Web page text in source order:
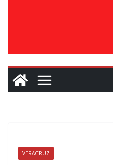
VERACRUZ